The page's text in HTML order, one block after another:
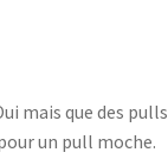
mais que des pulls
un pull moche.